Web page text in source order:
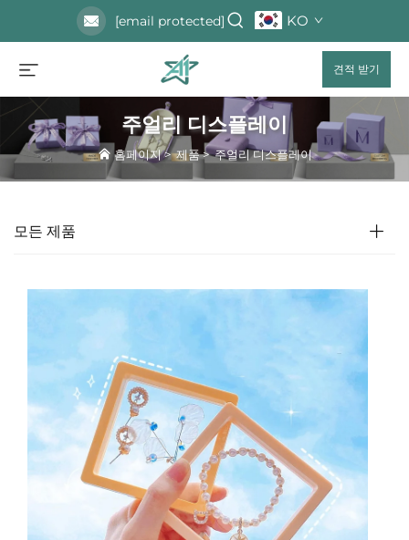
[email protected] KO
견적 받기
주얼리 디스플레이
홈페이지>제품>주얼리 디스플레이
모든 제품